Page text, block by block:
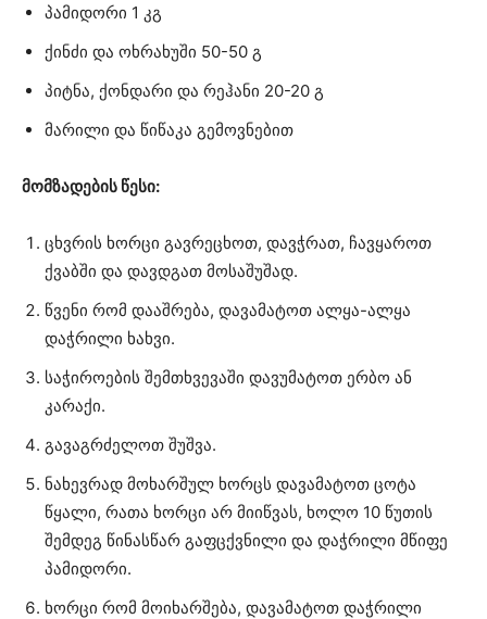
პამიდორი 1 კგ
ქინძი და ოხრახუში 50-50 გ
პიტნა, ქონდარი და რეჰანი 20-20 გ
მარილი და წიწაკა გემოვნებით
მომზადების წესი:
ცხვრის ხორცი გავრეცხოთ, დავჭრათ, ჩავყაროთ
ქვაბში და დავდგათ მოსაშუშად.
წვენი რომ დააშრება, დავამატოთ ალყა-ალყა
დაჭრილი ხახვი.
საჭიროების შემთხვევაში დავუმატოთ ერბო ან
კარაქი.
გავაგრძელოთ შუშვა.
ნახევრად მოხარშულ ხორცს დავამატოთ ცოტა
წყალი, რათა ხორცი არ მიიწვას, ხოლო 10 წუთის
შემდეგ წინასწარ გაფცქვნილი და დაჭრილი მწიფე
პამიდორი.
ხორცი რომ მოიხარშება, დავამატოთ დაჭრილი